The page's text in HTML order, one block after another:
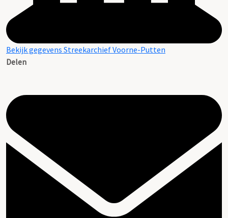
Bekijk gegevens Streekarchief Voorne-Putten
Delen